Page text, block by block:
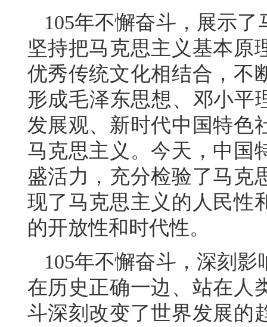
105年不懈奋斗，展示
坚持把马克思主义基本原
优秀传统文化相结合，不
形成毛泽东思想、邓小平
发展观、新时代中国特色
马克思主义。今天，中国
盛活力，充分检验了马克
现了马克思主义的人民性
的开放性和时代性。
105年不懈奋斗，深刻
在历史正确一边、站在人
斗深刻改变了世界发展的